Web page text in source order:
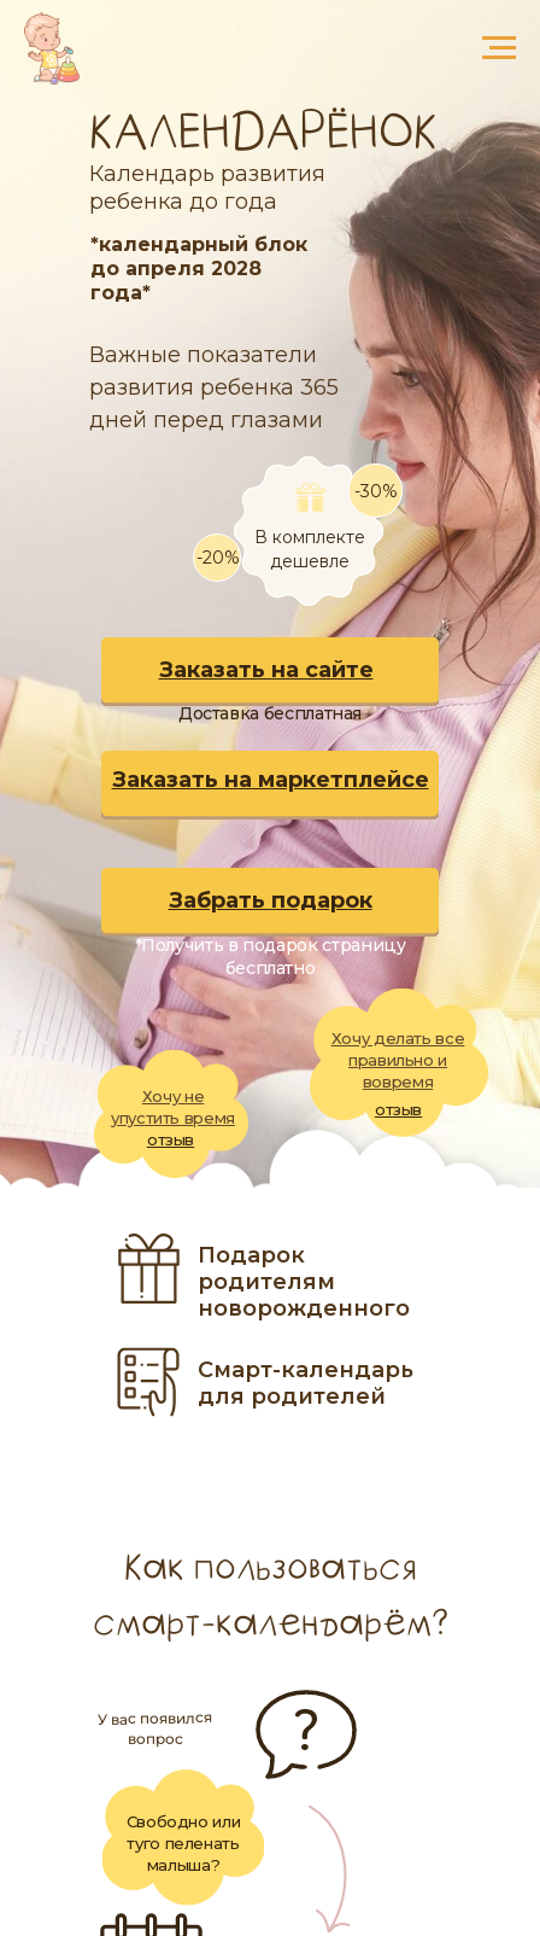
В комплекте
дешевле
-20%
-30%
Важные показатели
развития ребенка 365
дней перед глазами
Календарь развития
ребенка до года
отзыв
Хочу делать все
правильно и
вовремя
*календарный блок
до апреля 2028
года*
отзыв
Хочу не
упустить время
*Получить в подарок страницу
бесплатно
Забрать подарок
Заказать на маркетплейсе
Доставка бесплатная
Заказать на сайте
КАЛЕНДАРЁНОК
Подарок
родителям
новорожденного
Смарт-календарь
для родителей
У вас появился
вопрос
Как пользоваться
смарт-календарём?
Свободно или
туго пеленать
малыша?